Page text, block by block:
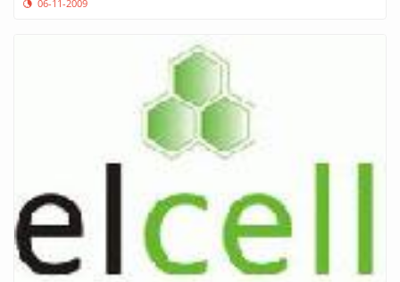
06-11-2009